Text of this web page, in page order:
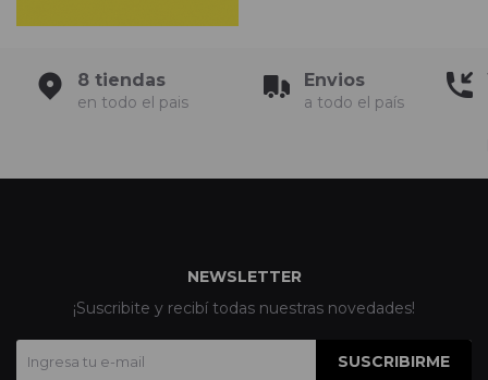
8 tiendas
en todo el pais
Envios
a todo el país
NEWSLETTER
¡Suscribite y recibí todas nuestras novedades!
SUSCRIBIRME